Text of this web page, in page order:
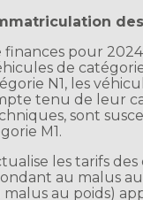
finances pour
de
N1, les
tenu de leur
sont
M1.
les tarifs
au malus
au poids)